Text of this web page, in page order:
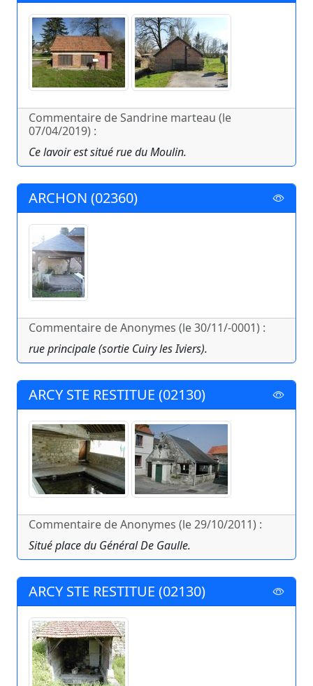
Commentaire de Sandrine marteau (le
07/04/2019) :
Ce lavoir est situé rue du Moulin.
ARCHON (02360)
Commentaire de Anonymes (le 30/11/-0001) :
rue principale (sortie Cuiry les Iviers).
ARCY STE RESTITUE (02130)
Commentaire de Anonymes (le 29/10/2011) :
Situé place du Général De Gaulle.
ARCY STE RESTITUE (02130)